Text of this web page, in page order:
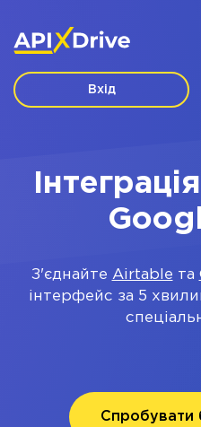
Вхід
З'єднайте Airtable та
інтерфейс за 5
Спробувати